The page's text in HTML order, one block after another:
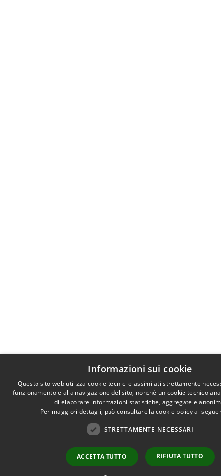
Informazioni sui cookie
Questo sito web utilizza cookie tecnici e assimilati strettamente
funzionamento e alla navigazione del sito, nonché un cookie tecnico
di elaborare informazioni statistiche, aggregate e
Per maggiori dettagli, può consultare la cookie policy al
STRETTAMENTE NECESSARI
ACCETTA TUTTO RIFIUTA TUTTO